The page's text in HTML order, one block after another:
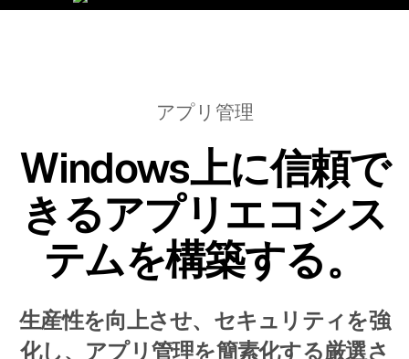
アプリ管理
Windows上に信頼で
きるアプリエコシス
テムを構築する。
生産性を向上させ、セキュリティを強
化し、アプリ管理を簡素化する厳選さ